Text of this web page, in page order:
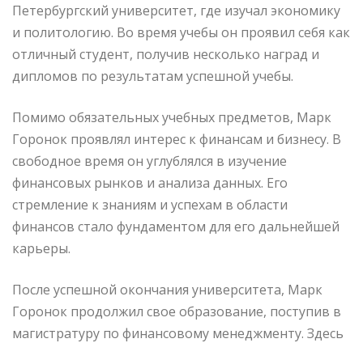
Петербургский университет, где изучал экономику
и политологию. Во время учебы он проявил себя как
отличный студент, получив несколько наград и
дипломов по результатам успешной учебы.
Помимо обязательных учебных предметов, Марк
Горонок проявлял интерес к финансам и бизнесу. В
свободное время он углублялся в изучение
финансовых рынков и анализа данных. Его
стремление к знаниям и успехам в области
финансов стало фундаментом для его дальнейшей
карьеры.
После успешной окончания университета, Марк
Горонок продолжил свое образование, поступив в
магистратуру по финансовому менеджменту. Здесь